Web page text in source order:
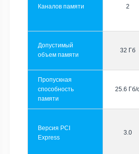
Каналов памяти 2
Допустимый
объем памяти
32 Гб
Пропускная
способность
памяти
25.6 Гб/
Версия PCI
Express
3.0